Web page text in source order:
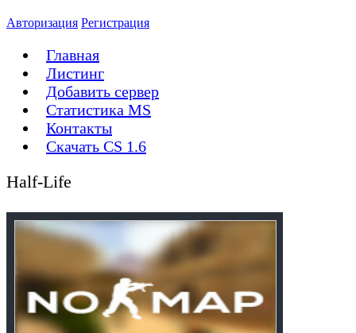
Авторизация Регистрация
Главная
Листинг
Добавить сервер
Статистика MS
Контакты
Скачать CS 1.6
Half-Life